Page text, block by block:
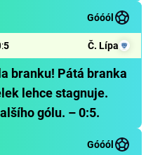
Góóól
:5 Č. Lípa
branku! Pátá branka
lehce stagnuje.
gólu. – 0:5.
Góóól